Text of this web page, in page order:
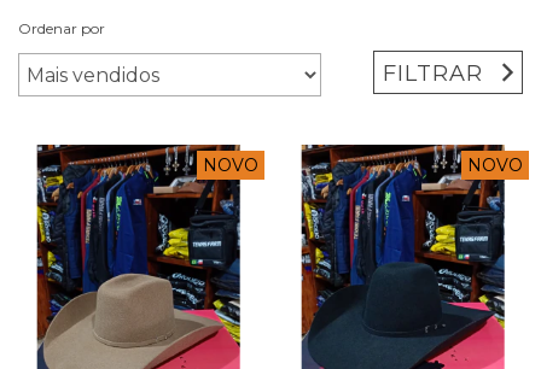
Ordenar por
FILTRAR
NOVO NOVO